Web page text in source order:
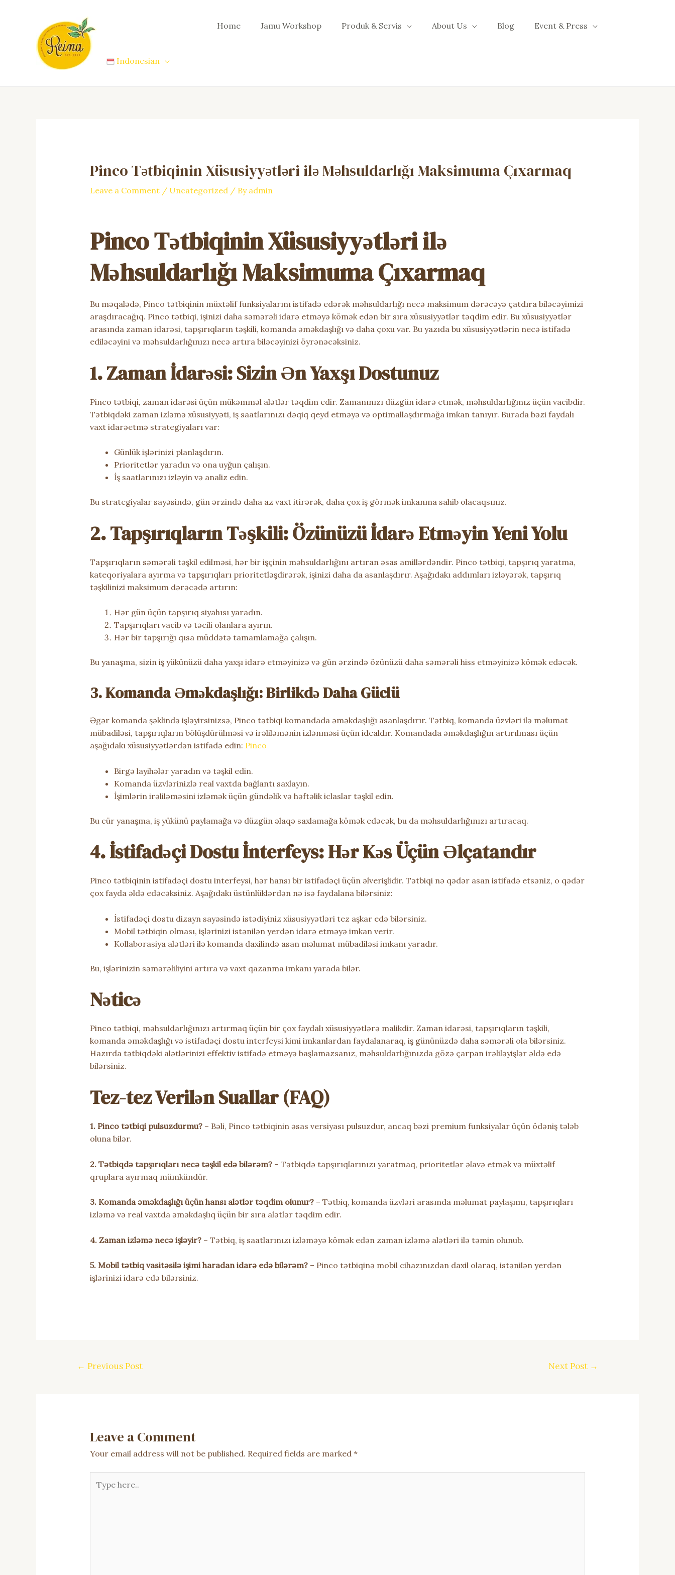
Home Jamu Workshop Produk & Servis About Us Blog Event & Press
Indonesian
Pinco Tətbiqinin Xüsusiyyətləri ilə Məhsuldarlığı Maksimuma Çıxarmaq
Leave a Comment / Uncategorized/ By admin
Pinco Tətbiqinin Xüsusiyyətləri ilə
Məhsuldarlığı Maksimuma Çıxarmaq
Bu məqalədə, Pinco tətbiqinin müxtəlif funksiyalarını istifadə edərək məhsuldarlığı necə maksimum dərəcəyə çatdıra biləcəyimizi
araşdıracağıq. Pinco tətbiqi, işinizi daha səmərəli idarə etməyə kömək edən bir sıra xüsusiyyətlər təqdim edir. Bu xüsusiyyətlər
arasında zaman idarəsi, tapşırıqların təşkili, komanda əməkdaşlığı və daha çoxu var. Bu yazıda bu xüsusiyyətlərin necə istifadə
ediləcəyini və məhsuldarlığınızı necə artıra biləcəyinizi öyrənəcəksiniz.
1. Zaman İdarəsi: Sizin Ən Yaxşı Dostunuz
Pinco tətbiqi, zaman idarəsi üçün mükəmməl alətlər təqdim edir. Zamanınızı düzgün idarə etmək, məhsuldarlığınız üçün vacibdir.
Tətbiqdəki zaman izləmə xüsusiyyəti, iş saatlarınızı dəqiq qeyd etməyə və optimallaşdırmağa imkan tanıyır. Burada bəzi faydalı
vaxt idarəetmə strategiyaları var:
Günlük işlərinizi planlaşdırın.
Prioritetlər yaradın və ona uyğun çalışın.
İş saatlarınızı izləyin və analiz edin.
Bu strategiyalar sayəsində, gün ərzində daha az vaxt itirərək, daha çox iş görmək imkanına sahib olacaqsınız.
2. Tapşırıqların Təşkili: Özünüzü İdarə Etməyin Yeni Yolu
Tapşırıqların səmərəli təşkil edilməsi, hər bir işçinin məhsuldarlığını artıran əsas amillərdəndir. Pinco tətbiqi, tapşırıq yaratma,
kateqoriyalara ayırma və tapşırıqları prioritetləşdirərək, işinizi daha da asanlaşdırır. Aşağıdakı addımları izləyərək, tapşırıq
təşkilinizi maksimum dərəcədə artırın:
Hər gün üçün tapşırıq siyahısı yaradın.
Tapşırıqları vacib və təcili olanlara ayırın.
Hər bir tapşırığı qısa müddətə tamamlamağa çalışın.
Bu yanaşma, sizin iş yükünüzü daha yaxşı idarə etməyinizə və gün ərzində özünüzü daha səmərəli hiss etməyinizə kömək edəcək.
3. Komanda Əməkdaşlığı: Birlikdə Daha Güclü
Əgər komanda şəklində işləyirsinizsə, Pinco tətbiqi komandada əməkdaşlığı asanlaşdırır. Tətbiq, komanda üzvləri ilə məlumat
mübadiləsi, tapşırıqların bölüşdürülməsi və irəliləmənin izlənməsi üçün idealdır. Komandada əməkdaşlığın artırılması üçün
aşağıdakı xüsusiyyətlərdən istifadə edin: Pinco
Birgə layihələr yaradın və təşkil edin.
Komanda üzvlərinizlə real vaxtda bağlantı saxlayın.
İşimlərin irəliləməsini izləmək üçün gündəlik və həftəlik iclaslar təşkil edin.
Bu cür yanaşma, iş yükünü paylamağa və düzgün əlaqə saxlamağa kömək edəcək, bu da məhsuldarlığınızı artıracaq.
4. İstifadəçi Dostu İnterfeys: Hər Kəs Üçün Əlçatandır
Pinco tətbiqinin istifadəçi dostu interfeysi, hər hansı bir istifadəçi üçün əlverişlidir. Tətbiqi nə qədər asan istifadə etsəniz, o qədər
çox fayda əldə edəcəksiniz. Aşağıdakı üstünlüklərdən nə isə faydalana bilərsiniz:
İstifadəçi dostu dizayn sayəsində istədiyiniz xüsusiyyətləri tez aşkar edə bilərsiniz.
Mobil tətbiqin olması, işlərinizi istənilən yerdən idarə etməyə imkan verir.
Kollaborasiya alətləri ilə komanda daxilində asan məlumat mübadiləsi imkanı yaradır.
Bu, işlərinizin səmərəliliyini artıra və vaxt qazanma imkanı yarada bilər.
Nəticə
Pinco tətbiqi, məhsuldarlığınızı artırmaq üçün bir çox faydalı xüsusiyyətlərə malikdir. Zaman idarəsi, tapşırıqların təşkili,
komanda əməkdaşlığı və istifadəçi dostu interfeysi kimi imkanlardan faydalanaraq, iş gününüzdə daha səmərəli ola bilərsiniz.
Hazırda tətbiqdəki alətlərinizi effektiv istifadə etməyə başlamazsanız, məhsuldarlığınızda gözə çarpan irəliləyişlər əldə edə
bilərsiniz.
Tez-tez Verilən Suallar (FAQ)
1. Pinco tətbiqi pulsuzdurmu?– Bəli, Pinco tətbiqinin əsas versiyası pulsuzdur, ancaq bəzi premium funksiyalar üçün ödəniş tələb
oluna bilər.
2. Tətbiqdə tapşırıqları necə təşkil edə bilərəm?– Tətbiqdə tapşırıqlarınızı yaratmaq, prioritetlər əlavə etmək və müxtəlif
qruplara ayırmaq mümkündür.
3. Komanda əməkdaşlığı üçün hansı alətlər təqdim olunur?– Tətbiq, komanda üzvləri arasında məlumat paylaşımı, tapşırıqları
izləmə və real vaxtda əməkdaşlıq üçün bir sıra alətlər təqdim edir.
4. Zaman izləmə necə işləyir?– Tətbiq, iş saatlarınızı izləməyə kömək edən zaman izləmə alətləri ilə təmin olunub.
5. Mobil tətbiq vasitəsilə işimi haradan idarə edə bilərəm?– Pinco tətbiqinə mobil cihazınızdan daxil olaraq, istənilən yerdən
işlərinizi idarə edə bilərsiniz.
← Previous Post Next Post →
Leave a Comment
Your email address will not be published. Required fields are marked *
here..